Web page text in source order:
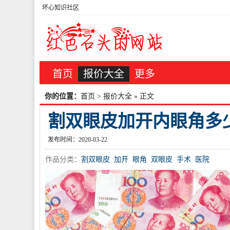
坏心知识社区
首页 报价大全 更多
你的位置： 首页 > 报价大全 » 正文
割双眼皮加开内眼角多
发布时间：2020-03-22
作品分类： 割双眼皮 加开 眼角 双眼皮 手术 医院